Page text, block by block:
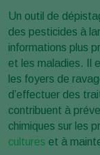
Un outil de
des pesticides à
informations plus
et les maladies. Il
les foyers de
d’effectuer des
contribuent à
chimiques sur les
cultures et à